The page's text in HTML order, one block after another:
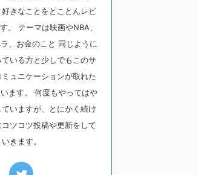
きなことをとことんレビ
。 テーマは映画やNBA、
、お金のこと 同じように
いる方と少しでもこのサ
ュニケーションが取れた
ます。 何度もやってはや
いますが、とにかく続け
ツコツ投稿や更新をして
いきます。